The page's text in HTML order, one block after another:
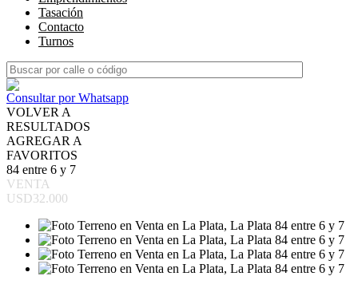
Tasación
Contacto
Turnos
Consultar por Whatsapp
VOLVER A
RESULTADOS
AGREGAR A
FAVORITOS
84 entre 6 y 7
VENTA
USD32.000